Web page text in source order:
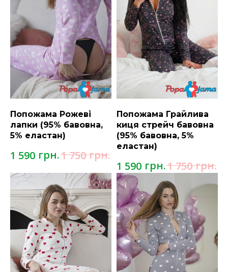
Попожама Рожеві
лапки (95% бавовна,
5% еластан)
1 590 грн.1 750 грн.
Попожама Грайлива
киця стрейч бавовна
(95% бавовна, 5%
еластан)
1 590 грн.1 750 грн.